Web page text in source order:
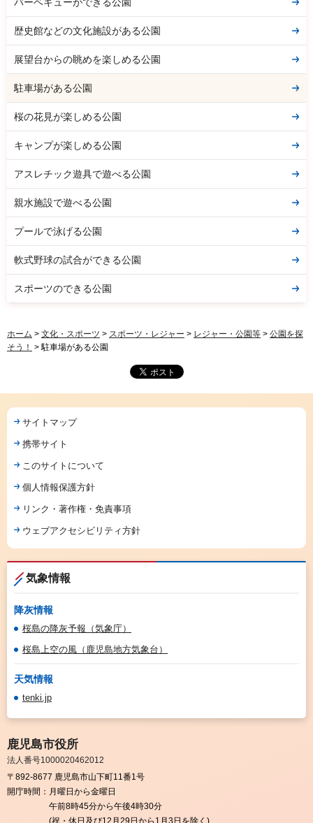
歴史館などの文化施設がある公園
展望台からの眺めを楽しめる公園
駐車場がある公園
桜の花見が楽しめる公園
キャンプが楽しめる公園
アスレチック遊具で遊べる公園
親水施設で遊べる公園
プールで泳げる公園
軟式野球の試合ができる公園
スポーツのできる公園
ホーム > 文化・スポーツ > スポーツ・レジャー > レジャー・公園等 > 公園を探
そう！ > 駐車場がある公園
サイトマップ
携帯サイト
このサイトについて
個人情報保護方針
リンク・著作権・免責事項
ウェブアクセシビリティ方針
気象情報
降灰情報
桜島の降灰予報（気象庁）
桜島上空の風（鹿児島地方気象台）
天気情報
tenki.jp
鹿児島市役所
法人番号1000020462012
〒892-8677 鹿児島市山下町11番1号
開庁時間： 月曜日から金曜日
午前8時45分から午後4時30分
(祝・休日及び12月29日から1月3日を除く)